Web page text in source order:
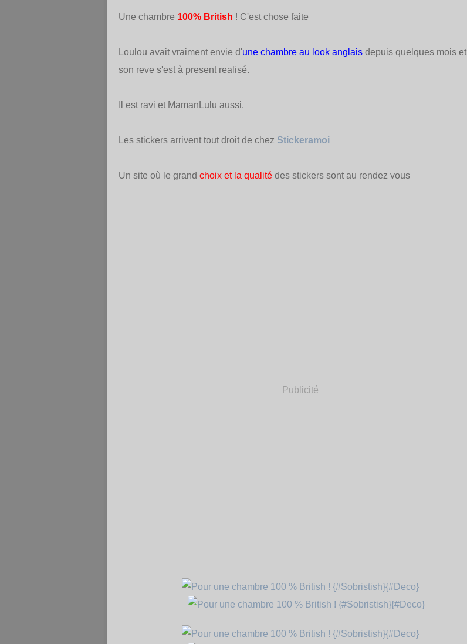
Une chambre 100% British ! C'est chose faite
Loulou avait vraiment envie d'une chambre au look anglais depuis quelques mois et
son reve s'est à present realisé.
Il est ravi et MamanLulu aussi.
Les stickers arrivent tout droit de chez Stickeramoi
Un site où le grand choix et la qualité des stickers sont au rendez vous
Publicité